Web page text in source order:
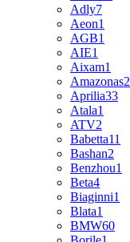
Adly7
Aeon1
AGB1
AIE1
Aixam1
Amazonas2
Aprilia33
Atala1
ATV2
Babetta11
Bashan2
Benzhou1
Beta4
Biaginni1
Blata1
BMW60